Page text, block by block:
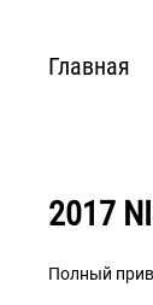
Главная
2017
Полный